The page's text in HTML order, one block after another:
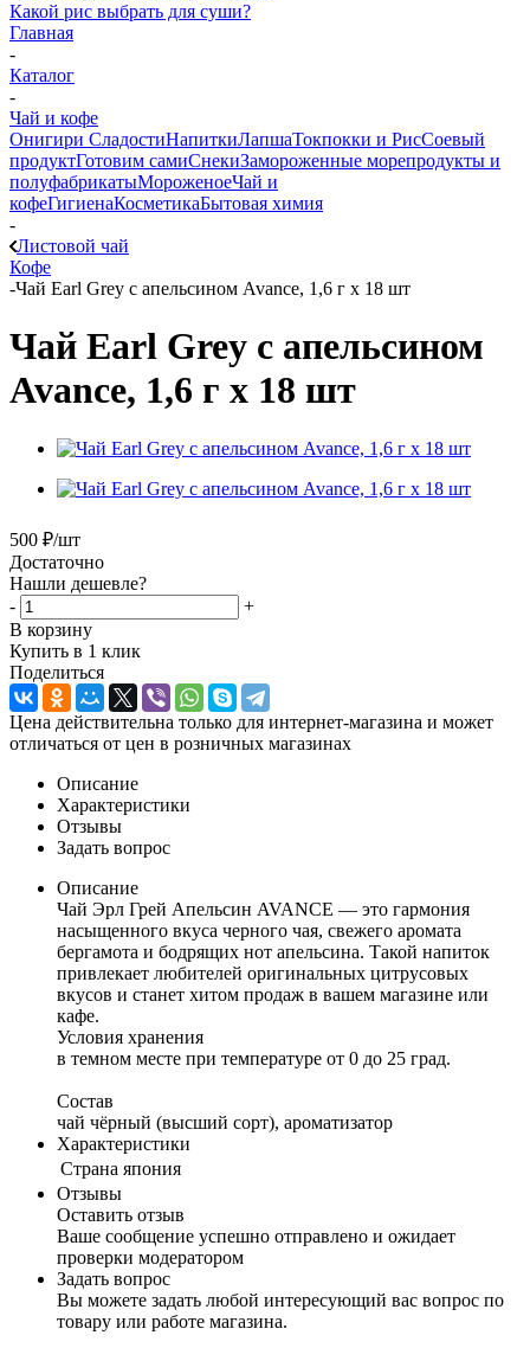
Какой рис выбрать для суши?
Главная
-
Каталог
-
Чай и кофе
Онигири СладостиНапиткиЛапшаТокпокки и РисСоевый
продуктГотовим самиСнекиЗамороженные морепродукты и
полуфабрикатыМороженоеЧай и
кофеГигиенаКосметикаБытовая химия
-
Листовой чай
Кофе
-Чай Earl Grey с апельсином Avance, 1,6 г х 18 шт
Чай Earl Grey с апельсином
Avance, 1,6 г х 18 шт
500 ₽/шт
Достаточно
Нашли дешевле?
-
+
В корзину
Купить в 1 клик
Поделиться
Цена действительна только для интернет-магазина и может
отличаться от цен в розничных магазинах
Описание
Характеристики
Отзывы
Задать вопрос
Описание
Чай Эрл Грей Апельсин AVANCE — это гармония
насыщенного вкуса черного чая, свежего аромата
бергамота и бодрящих нот апельсина. Такой напиток
привлекает любителей оригинальных цитрусовых
вкусов и станет хитом продаж в вашем магазине или
кафе.
Условия хранения
в темном месте при температуре от 0 до 25 град.
Состав
чай чёрный (высший сорт), ароматизатор
Характеристики
Cтрана япония
Отзывы
Оставить отзыв
Ваше сообщение успешно отправлено и ожидает
проверки модератором
Задать вопрос
Вы можете задать любой интересующий вас вопрос по
товару или работе магазина.